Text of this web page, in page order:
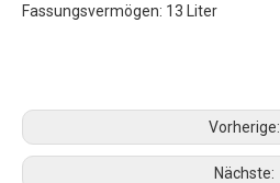
Fassungsvermögen: 13 Liter
Vorherige:
Nächste: